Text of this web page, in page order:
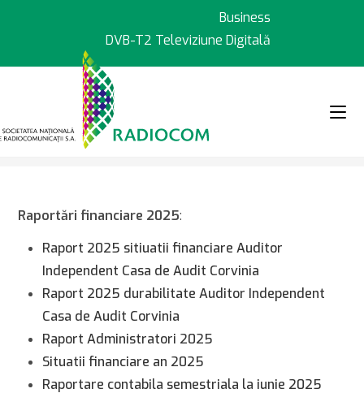
Business
DVB-T2 Televiziune Digitală
> Transparență
Raportări financiare 2025:
Raport 2025 sitiuatii financiare Auditor
Independent Casa de Audit Corvinia
Raport 2025 durabilitate Auditor Independent
Casa de Audit Corvinia
Raport Administratori 2025
Situatii financiare an 2025
Raportare contabila semestriala la iunie 2025